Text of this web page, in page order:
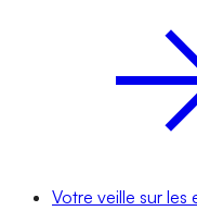
Votre veille sur les